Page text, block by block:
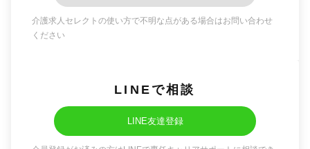
介護求人セレクトの使い方で不明な点がある場合はお問い合わせ
ください
LINEで相談
LINE友達登録